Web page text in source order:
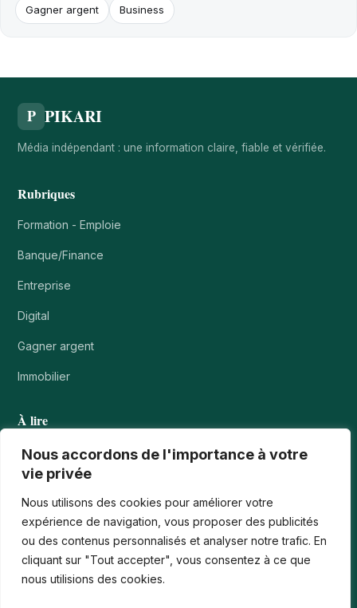
Nous accordons de l'importance à votre
vie privée
Nous utilisons des cookies pour améliorer votre
expérience de navigation, vous proposer des publicités
ou des contenus personnalisés et analyser notre trafic. En
cliquant sur "Tout accepter", vous consentez à ce que
nous utilisions des cookies.
Gagner argent Business
P PIKARI
Média indépendant : une information claire, fiable et vérifiée.
Rubriques
Formation - Emploie
Banque/Finance
Entreprise
Digital
Gagner argent
Immobilier
À lire
Tournois casino : comprendre points, rangs et…
Les paiements numériques face aux nouvelles cyberfraudes
Bonus de bienvenue en France : comment…
Casinos iPhone en France : 2026 Guide…
Monter en compétences digitales en entreprise :…